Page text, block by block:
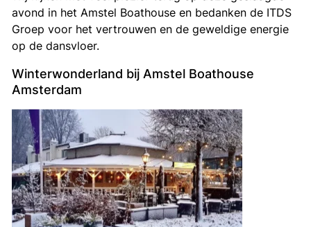
avond in het Amstel Boathouse en bedanken de ITDS
Groep voor het vertrouwen en de geweldige energie
op de dansvloer.
Winterwonderland bij Amstel Boathouse
Amsterdam